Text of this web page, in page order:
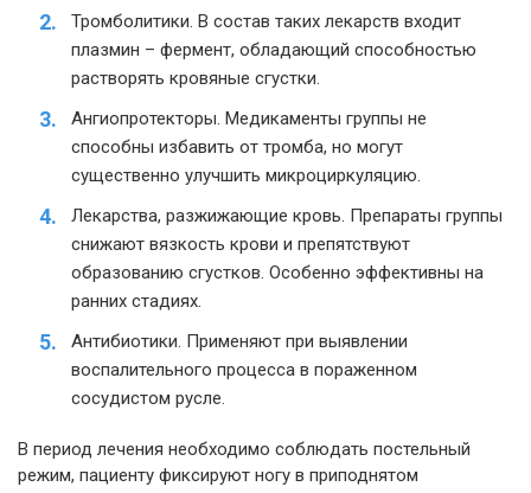
Тромболитики. В состав таких лекарств входит
плазмин – фермент, обладающий способностью
растворять кровяные сгустки.
Ангиопротекторы. Медикаменты группы не
способны избавить от тромба, но могут
существенно улучшить микроциркуляцию.
Лекарства, разжижающие кровь. Препараты группы
снижают вязкость крови и препятствуют
образованию сгустков. Особенно эффективны на
ранних стадиях.
Антибиотики. Применяют при выявлении
воспалительного процесса в пораженном
сосудистом русле.
В период лечения необходимо соблюдать постельный
режим, пациенту фиксируют ногу в приподнятом